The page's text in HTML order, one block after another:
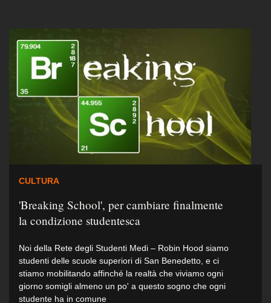
CULTURA
'Breaking School', per cambiare finalmente
la condizione studentesca
Noi della Rete degli Studenti Medi – Robin Hood siamo
studenti delle scuole superiori di San Benedetto, e ci
stiamo mobilitando affinché la realtà che viviamo ogni
giorno somigli almeno un po' a questo sogno che ogni
studente ha in comune